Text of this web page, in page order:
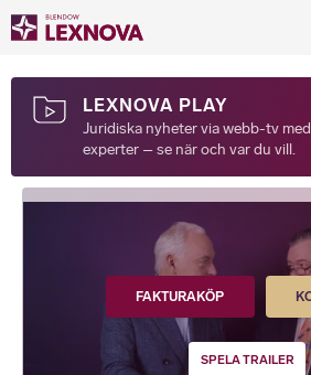
LEXNOVA PLAY
Juridiska nyheter via webb-tv
experter – se när och var du vill.
FAKTURAKÖP
SPELA TRAILER